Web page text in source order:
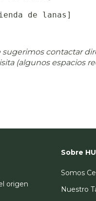
de lanas]
sugerimos contactar
(algunos espacios
origen
Sobre
Somos
Nuestro